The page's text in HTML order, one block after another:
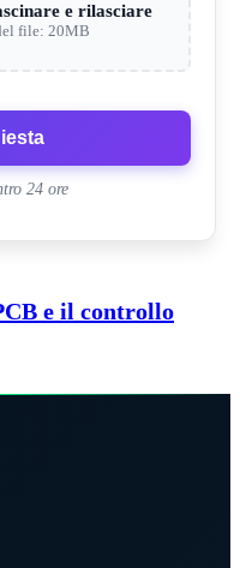
e rilasciare
file: 20MB
24 ore
e il controllo